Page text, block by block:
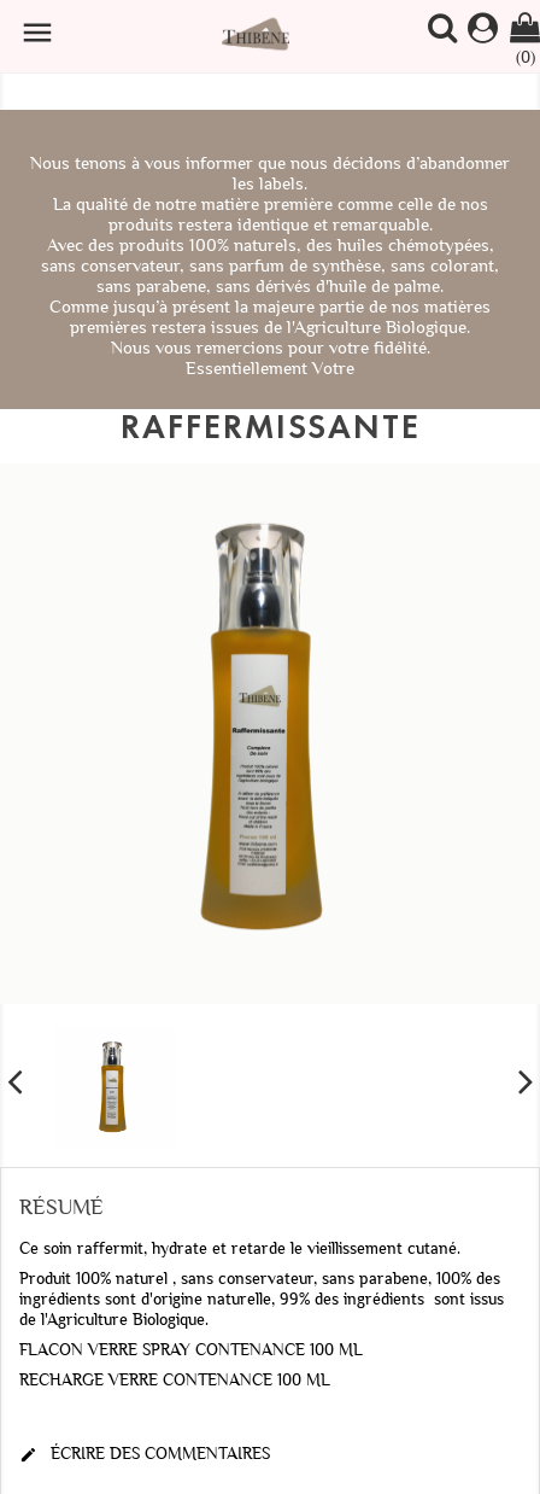

(0)
Nous tenons à vous informer que nous décidons d’abandonner
les labels.
La qualité de notre matière première comme celle de nos
produits restera identique et remarquable.
Avec des produits 100% naturels, des huiles chémotypées,
sans conservateur, sans parfum de synthèse, sans colorant,
sans parabene, sans dérivés d'huile de palme.
Comme jusqu’à présent la majeure partie de nos matières
premières restera issues de l'Agriculture Biologique.
Nous vous remercions pour votre fidélité.
Essentiellement Votre
RAFFERMISSANTE
RÉSUMÉ
Ce soin raffermit, hydrate et retarde le vieillissement cutané.
Produit 100% naturel , sans conservateur, sans parabene, 100% des
ingrédients sont d'origine naturelle, 99% des ingrédients sont issus
de l'Agriculture Biologique.
FLACON VERRE SPRAY CONTENANCE 100 ML
RECHARGE VERRE CONTENANCE 100 ML
 ÉCRIRE DES COMMENTAIRES